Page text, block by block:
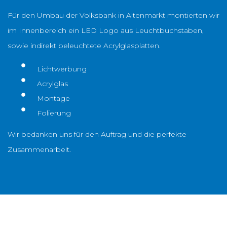
Für den Umbau der Volksbank in Altenmarkt montierten wir
im Innenbereich ein LED Logo aus Leuchtbuchstaben,
sowie indirekt beleuchtete Acrylglasplatten.
Lichtwerbung
Acrylglas
Montage
Folierung
Wir bedanken uns für den Auftrag und die perfekte
Zusammenarbeit.